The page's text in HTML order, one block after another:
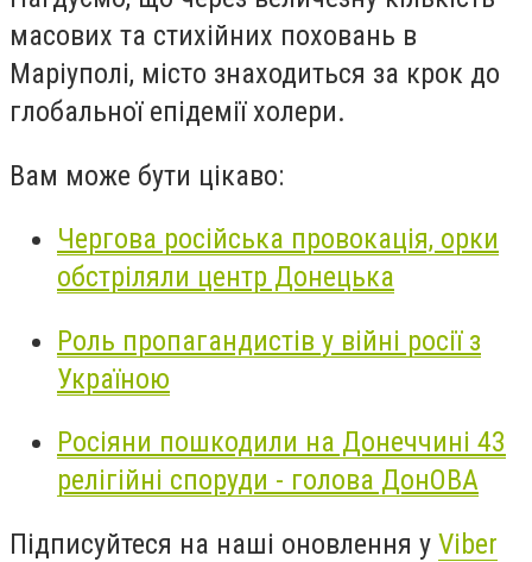
масових та стихійних поховань в
Маріуполі, місто знаходиться за крок до
глобальної епідемії холери.
Вам може бути цікаво:
Чергова російська провокація, орки
обстріляли центр Донецька
Роль пропагандистів у війні росії з
Україною
Росіяни пошкодили на Донеччині 43
релігійні споруди - голова ДонОВА
Підписуйтеся на наші оновлення у Viber